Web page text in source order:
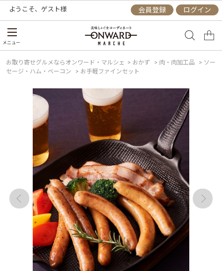
ようこそ、 ゲスト様 会員登録 ログイン
メニュー
お取り寄せグルメならオンワード・マルシェ > おかず > 肉・肉加工品 > ソー
セージ・ハム・ベーコン
> お手軽ファインセット